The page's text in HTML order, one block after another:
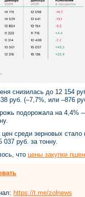
снизилась до 12 154
руб. (–7,7%, или –876
подорожала на 4,4%
среди зерновых
037 руб. за тонну.
что цены закупки
https://t.me/zolnews